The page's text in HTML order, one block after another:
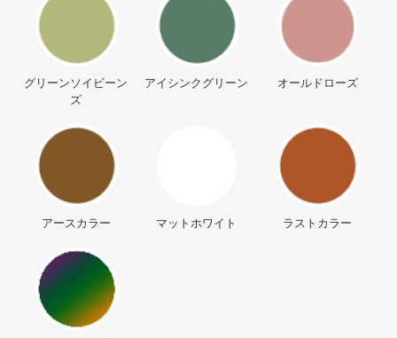
グリーンソイビーン
ズ
アイシンクグリーン オールドローズ
アースカラー マットホワイト ラストカラー